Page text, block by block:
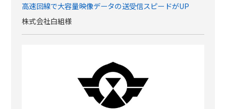
高速回線で大容量映像データの送受信スピードがUP
株式会社白組様